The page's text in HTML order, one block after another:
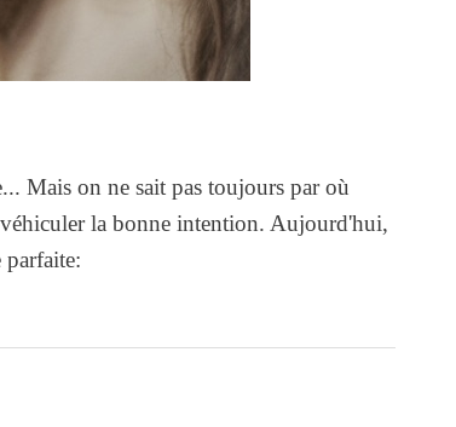
Mais on ne sait pas toujours par où
la bonne intention. Aujourd'hui,